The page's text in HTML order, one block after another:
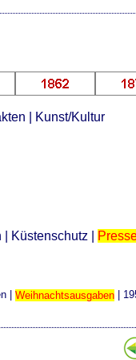
Kunst/Kultur
Küstenschutz
|Weihnachtsausgaben